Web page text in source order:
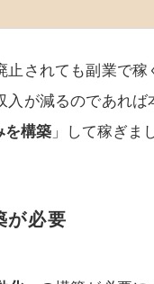
されても副業で稼
が減るのであれ
を構築 」して稼ぎま
が必要